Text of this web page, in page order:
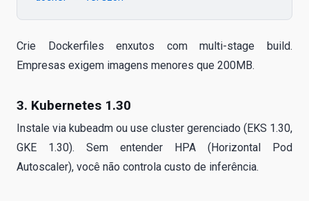
Crie Dockerfiles enxutos com multi-stage build.
Empresas exigem imagens menores que 200MB.
3. Kubernetes 1.30
Instale via kubeadm ou use cluster gerenciado (EKS 1.30,
GKE 1.30). Sem entender HPA (Horizontal Pod
Autoscaler), você não controla custo de inferência.